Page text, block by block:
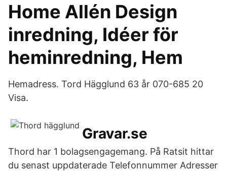
Home Allén Design
inredning, Idéer för
heminredning, Hem
Hemadress. Tord Hägglund 63 år 070-685 20
Visa.
Gravar.se
Thord har 1 bolagsengagemang. På Ratsit hittar
du senast uppdaterade Telefonnummer Adresser